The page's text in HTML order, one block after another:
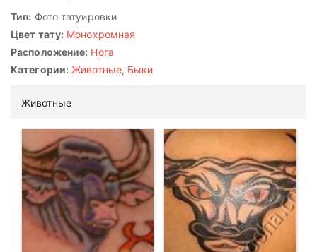
Тип: Фото татуировки
Цвет тату: Монохромная
Расположение: Нога
Категории: Животные, Быки
Животные